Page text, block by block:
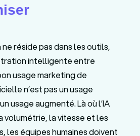
réside pas dans les outils,
intelligente entre
usage marketing de
n’est pas un usage
usage augmenté. Là où l’IA
volumétrie, la vitesse et les
les équipes humaines doivent